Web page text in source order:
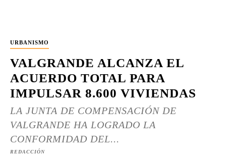
URBANISMO
VALGRANDE ALCANZA EL
ACUERDO TOTAL PARA
IMPULSAR 8.600 VIVIENDAS
LA JUNTA DE COMPENSACIÓN DE
VALGRANDE HA LOGRADO LA
CONFORMIDAD DEL...
REDACCIÓN